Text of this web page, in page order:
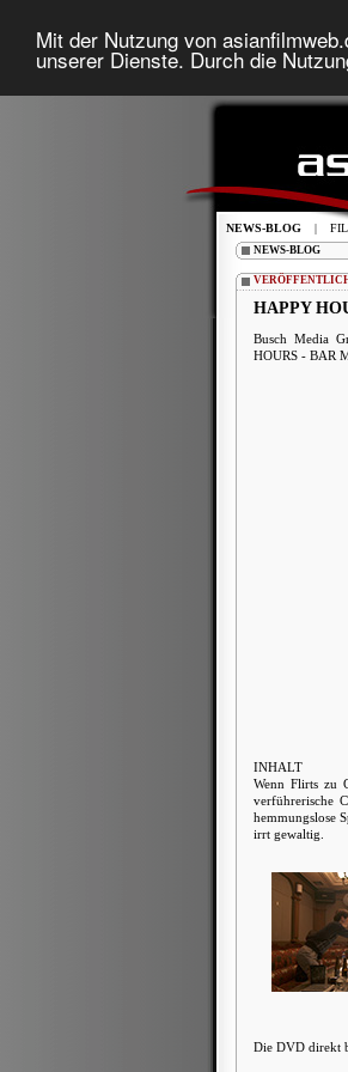
Mit der Nutzung von
unserer Dienste. Durch die
NEWS-BLOG |
NEWS-BLOG
HAPPY
Busch Media
HOURS - BAR
INHALT
Wenn Flirts zu
verführerische
hemmungslose
irrt gewaltig.
Die DVD direkt